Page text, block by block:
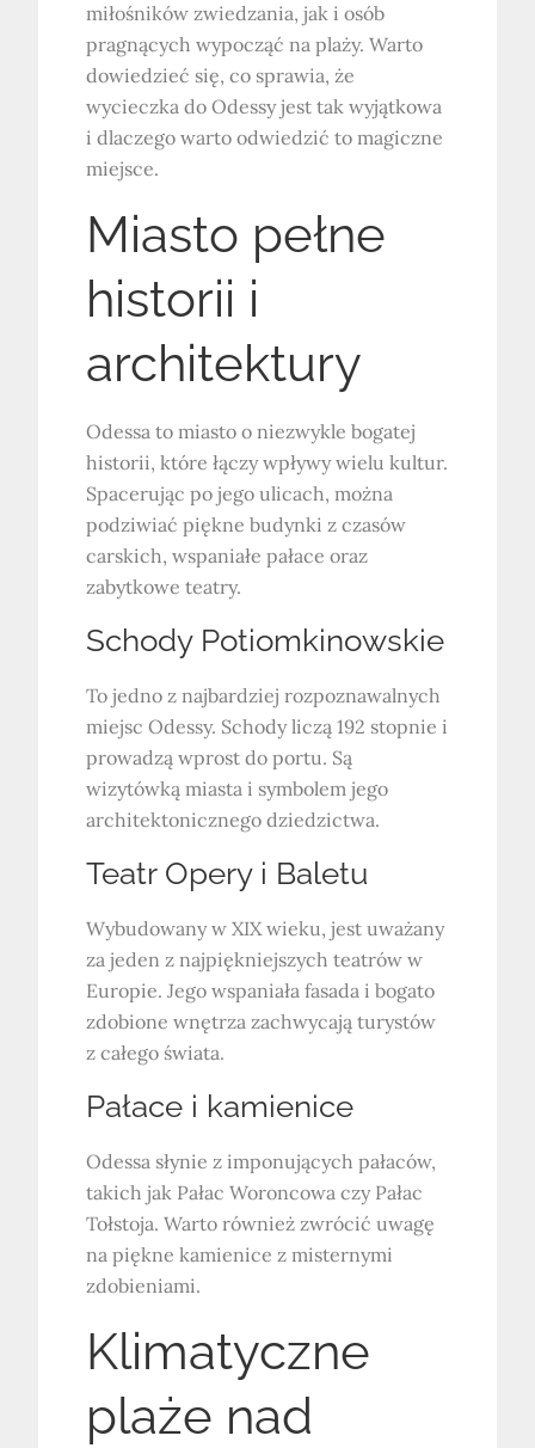
miłośników zwiedzania, jak i osób
pragnących wypocząć na plaży. Warto
dowiedzieć się, co sprawia, że
wycieczka do Odessy jest tak wyjątkowa
i dlaczego warto odwiedzić to magiczne
miejsce.
Miasto pełne
historii i
architektury
Odessa to miasto o niezwykle bogatej
historii, które łączy wpływy wielu kultur.
Spacerując po jego ulicach, można
podziwiać piękne budynki z czasów
carskich, wspaniałe pałace oraz
zabytkowe teatry.
Schody Potiomkinowskie
To jedno z najbardziej rozpoznawalnych
miejsc Odessy. Schody liczą 192 stopnie i
prowadzą wprost do portu. Są
wizytówką miasta i symbolem jego
architektonicznego dziedzictwa.
Teatr Opery i Baletu
Wybudowany w XIX wieku, jest uważany
za jeden z najpiękniejszych teatrów w
Europie. Jego wspaniała fasada i bogato
zdobione wnętrza zachwycają turystów
z całego świata.
Pałace i kamienice
Odessa słynie z imponujących pałaców,
takich jak Pałac Woroncowa czy Pałac
Tołstoja. Warto również zwrócić uwagę
na piękne kamienice z misternymi
zdobieniami.
Klimatyczne
plaże nad